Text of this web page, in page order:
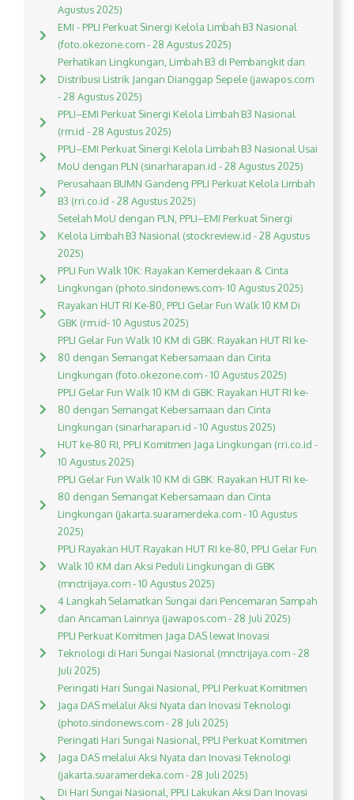
Agustus 2025)
EMI - PPLI Perkuat Sinergi Kelola Limbah B3 Nasional
(foto.okezone.com - 28 Agustus 2025)
Perhatikan Lingkungan, Limbah B3 di Pembangkit dan
Distribusi Listrik Jangan Dianggap Sepele (jawapos.com
- 28 Agustus 2025)
PPLI–EMI Perkuat Sinergi Kelola Limbah B3 Nasional
(rm.id - 28 Agustus 2025)
PPLI–EMI Perkuat Sinergi Kelola Limbah B3 Nasional Usai
MoU dengan PLN (sinarharapan.id - 28 Agustus 2025)
Perusahaan BUMN Gandeng PPLI Perkuat Kelola Limbah
B3 (rri.co.id - 28 Agustus 2025)
Setelah MoU dengan PLN, PPLI–EMI Perkuat Sinergi
Kelola Limbah B3 Nasional (stockreview.id - 28 Agustus
2025)
PPLI Fun Walk 10K: Rayakan Kemerdekaan & Cinta
Lingkungan (photo.sindonews.com- 10 Agustus 2025)
Rayakan HUT RI Ke-80, PPLI Gelar Fun Walk 10 KM Di
GBK (rm.id- 10 Agustus 2025)
PPLI Gelar Fun Walk 10 KM di GBK: Rayakan HUT RI ke-
80 dengan Semangat Kebersamaan dan Cinta
Lingkungan (foto.okezone.com - 10 Agustus 2025)
PPLI Gelar Fun Walk 10 KM di GBK: Rayakan HUT RI ke-
80 dengan Semangat Kebersamaan dan Cinta
Lingkungan (sinarharapan.id - 10 Agustus 2025)
HUT ke-80 RI, PPLI Komitmen Jaga Lingkungan (rri.co.id -
10 Agustus 2025)
PPLI Gelar Fun Walk 10 KM di GBK: Rayakan HUT RI ke-
80 dengan Semangat Kebersamaan dan Cinta
Lingkungan (jakarta.suaramerdeka.com - 10 Agustus
2025)
PPLI Rayakan HUT Rayakan HUT RI ke-80, PPLI Gelar Fun
Walk 10 KM dan Aksi Peduli Lingkungan di GBK
(mnctrijaya.com - 10 Agustus 2025)
4 Langkah Selamatkan Sungai dari Pencemaran Sampah
dan Ancaman Lainnya (jawapos.com - 28 Juli 2025)
PPLI Perkuat Komitmen Jaga DAS lewat Inovasi
Teknologi di Hari Sungai Nasional (mnctrijaya.com - 28
Juli 2025)
Peringati Hari Sungai Nasional, PPLI Perkuat Komitmen
Jaga DAS melalui Aksi Nyata dan Inovasi Teknologi
(photo.sindonews.com - 28 Juli 2025)
Peringati Hari Sungai Nasional, PPLI Perkuat Komitmen
Jaga DAS melalui Aksi Nyata dan Inovasi Teknologi
(jakarta.suaramerdeka.com - 28 Juli 2025)
Di Hari Sungai Nasional, PPLI Lakukan Aksi Dan Inovasi